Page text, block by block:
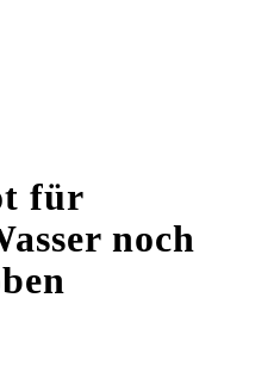
für
noch